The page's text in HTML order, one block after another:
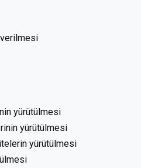
yürütülmesi
yürütülmesi
yürütülmesi